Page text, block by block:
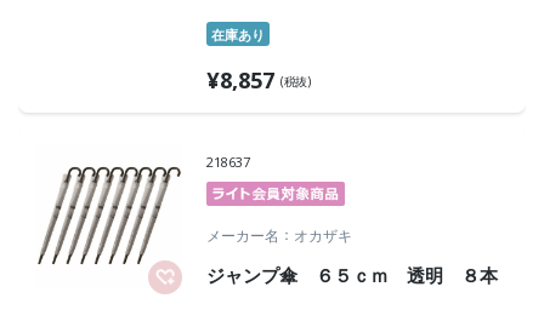
在庫あり
¥8,857 (税抜)
218637
メーカー名 オカザキ
ジャンプ傘 ６５ｃｍ 透明 ８本